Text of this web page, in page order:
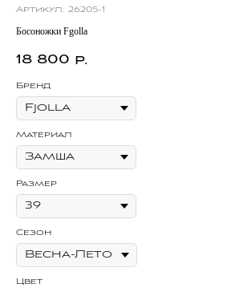
Артикул: 26205-1
Босоножки Fgolla
18 800 р.
Бренд
Материал
Размер
Сезон
Цвет